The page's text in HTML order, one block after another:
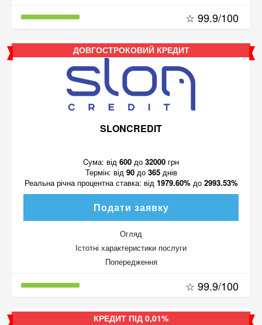
☆ 99.9/100
ДОВГОСТРОКОВИЙ КРЕДИТ
SLONCREDIT
Cума: від 600 до 32000 грн
Термін: від 90до 365днів
Реальна річна процентна ставка: від 1979.60%до 2993.53%
Подати заявку
Огляд
Істотні характеристики послуги
Попередження
☆ 99.9/100
КРЕДИТ ПІД 0,01%